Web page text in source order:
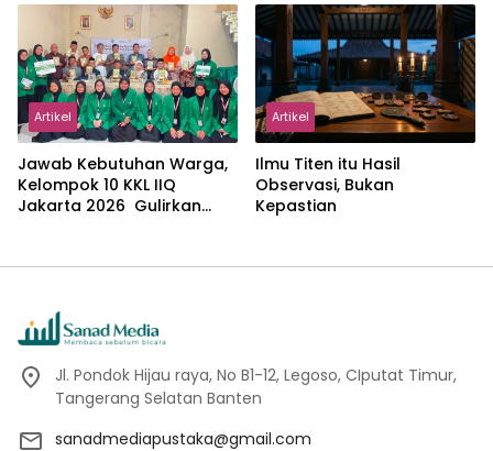
dalam Pemikiran Masykuri
Abdillah
Artikel
Jawab Kebutuhan Warga,
Kelompok 10 KKL IIQ
Jakarta 2026 Gulirkan
Artikel
Ilmu Titen itu Hasil
Observasi, Bukan
Kepastian
Jl. Pondok Hijau raya, No B1-12, Legoso, CIputat Timur,
Tangerang Selatan Banten
sanadmediapustaka@gmail.com